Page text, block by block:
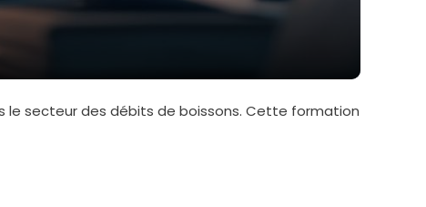
le secteur des débits de boissons. Cette formation